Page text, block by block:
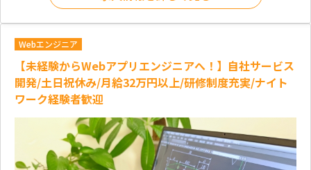
Webエンジニア
【未経験からWebアプリエンジニアへ！】自社サービス
開発/土日祝休み/月給32万円以上/研修制度充実/ナイト
ワーク経験者歓迎